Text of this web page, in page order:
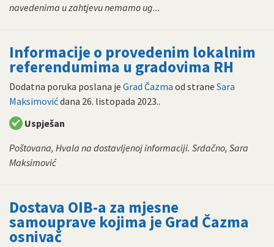
navedenima u zahtjevu nemamo ug...
Informacije o provedenim lokalnim
referendumima u gradovima RH
Dodatna poruka poslana je Grad Čazma od strane Sara
Maksimovićdana 26. listopada 2023..
Uspješan
Poštovana, Hvala na dostavljenoj informaciji. Srdačno, Sara
Maksimović
Dostava OIB-a za mjesne
samouprave kojima je Grad Čazma
osnivač